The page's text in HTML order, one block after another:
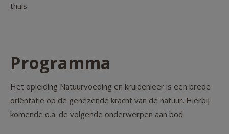
thuis.
Programma
Het opleiding Natuurvoeding en kruidenleer is een brede
oriëntatie op de genezende kracht van de natuur. Hierbij
komende o.a. de volgende onderwerpen aan bod: